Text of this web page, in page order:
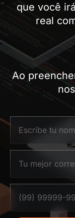
que você
real
Ao